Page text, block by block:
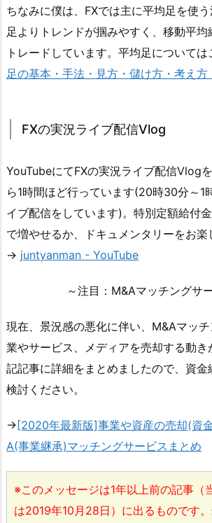
ちなみに僕は、FXでは主に平均足を使
足よりトレンドが掴みやすく、移動平均
トレードしています。平均足について
足の基本・手法・見方・儲け方・考え方
FXの実況ライブ配信Vlog
YouTubeにてFXの実況ライブ配信Vlog
ら1時間ほど行っています(20時30分～1
イブ配信をしています)。特別定額給付
で増やせるか、ドキュメンタリーをお楽
→ juntyanman - YouTube
～注目：M&Aマッチングサ
現在、景況感の悪化に伴い、M&Aマッ
業やサービス、メディアを売却する動
記記事に詳細をまとめましたので、資
検討ください。
→[2020年最新版]事業や資産の売却(資
A(事業継承)マッチングサービスまとめ
※このメッセージは1年以上前の記事（
は2019年10月28日）に出るものです